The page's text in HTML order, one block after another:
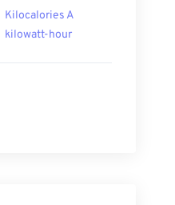
Kilocalories A
kilowatt-hour